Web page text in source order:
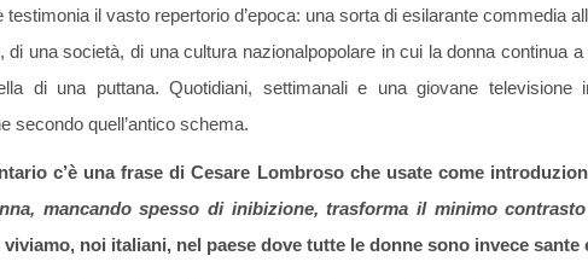
il vasto repertorio d’epoca: una sorta di esilarante commedia
di una società, di una cultura nazionalpopolare in cui la donna continua
di una puttana. Quotidiani, settimanali e una giovane televisione
secondo quell’antico schema.
c’è una frase di Cesare Lombroso che usate come
mancando spesso di inibizione, trasforma il minimo
viviamo, noi italiani, nel paese dove tutte le donne sono invece sante